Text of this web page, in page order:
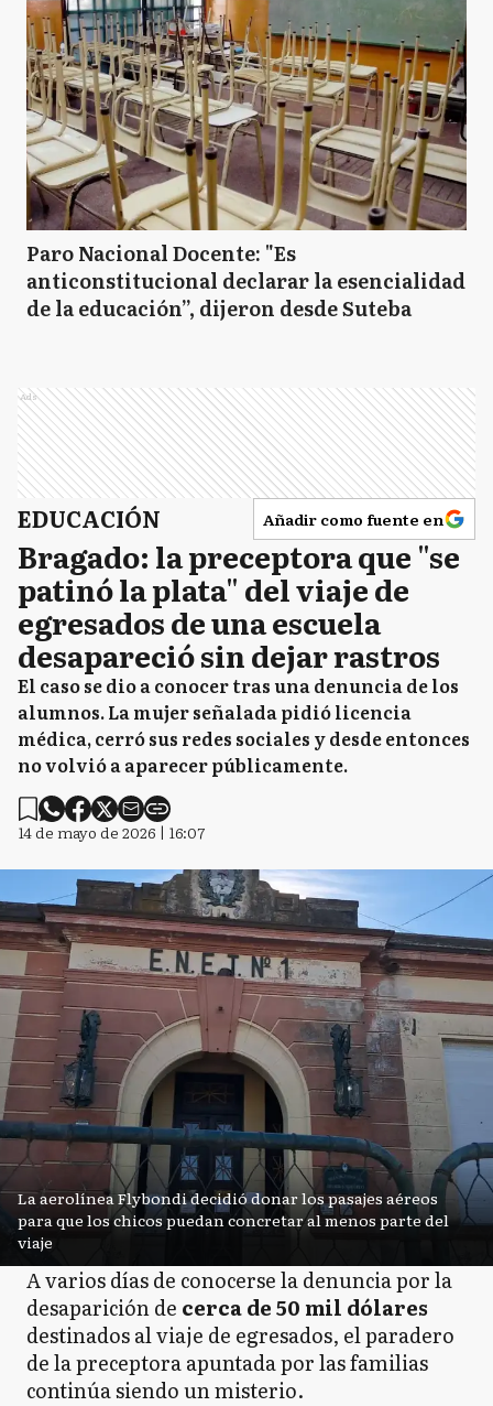
Paro Nacional Docente: "Es
anticonstitucional declarar la esencialidad
de la educación”, dijeron desde Suteba
Ads
EDUCACIÓN Añadir como fuente en
Bragado: la preceptora que "se
patinó la plata" del viaje de
egresados de una escuela
desapareció sin dejar rastros
El caso se dio a conocer tras una denuncia de los
alumnos. La mujer señalada pidió licencia
médica, cerró sus redes sociales y desde entonces
no volvió a aparecer públicamente.
14 de mayo de 2026 | 16:07
La aerolínea Flybondi decidió donar los pasajes aéreos
para que los chicos puedan concretar al menos parte del
viaje
A varios días de conocerse la denuncia por la
desaparición de cerca de 50 mil dólares
destinados al viaje de egresados, el paradero
de la preceptora apuntada por las familias
continúa siendo un misterio.